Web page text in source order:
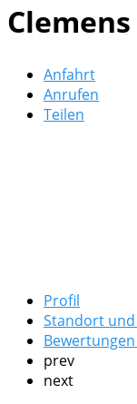
Anfahrt
Anrufen
Teilen
Profil
Standort
Bewertungen
prev
next